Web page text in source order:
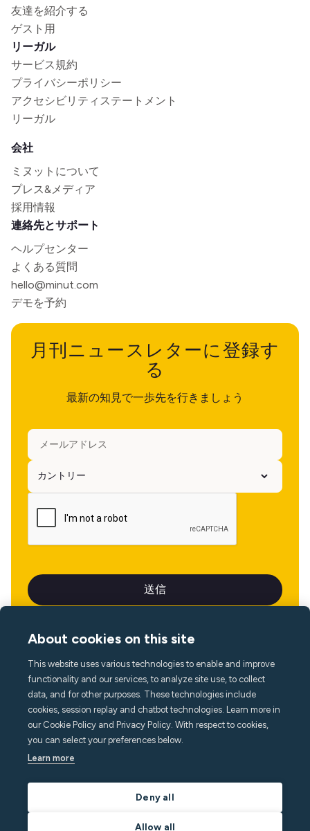
友達を紹介する
ゲスト用
リーガル
サービス規約
プライバシーポリシー
アクセシビリティステートメント
リーガル
会社
ミヌットについて
プレス&メディア
採用情報
連絡先とサポート
ヘルプセンター
よくある質問
hello@minut.com
デモを予約
月刊ニュースレターに登録す
る
最新の知見で一歩先を行きましょう
言語
About cookies on this site
This website uses various technologies to enable and improve
functionality and our services, to analyze site use, to collect
data, and for other purposes. These technologies include
cookies, session replay and chatbot technologies. Learn more in
our Cookie Policy and Privacy Policy. With respect to cookies,
you can select your preferences below.
Learn more
Deny all
Allow all